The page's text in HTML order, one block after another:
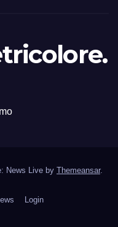
News Live by Themeansar.
Login